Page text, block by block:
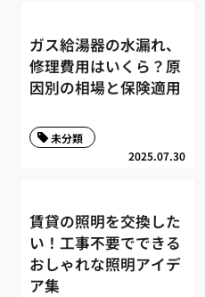
ガス給湯器の水漏れ、
修理費用はいくら？原
因別の相場と保険適用
2025.07.30
未分類
賃貸の照明を交換した
い！工事不要でできる
おしゃれな照明アイデ
ア集